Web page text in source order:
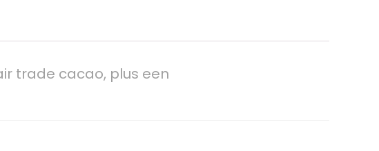
trade cacao, plus een